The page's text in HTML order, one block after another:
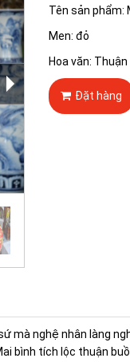
Tên sản phẩm:
Men: đỏ
Hoa văn:
Đặt hàng
mà nghệ nhân làng
bình tích lộc thuận